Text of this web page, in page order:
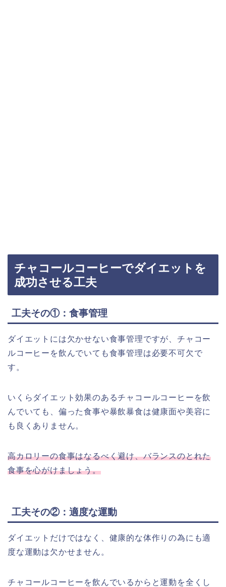
チャコールコーヒーでダイエットを
成功させる工夫
工夫その①：食事管理
ダイエットには欠かせない食事管理ですが、チャコー
ルコーヒーを飲んでいても食事管理は必要不可欠で
す。
いくらダイエット効果のあるチャコールコーヒーを飲
んでいても、偏った食事や暴飲暴食は健康面や美容に
も良くありません。
高カロリーの食事はなるべく避け、バランスのとれた
食事を心がけましょう。
工夫その②：適度な運動
ダイエットだけではなく、健康的な体作りの為にも適
度な運動は欠かせません。
チャコールコーヒーを飲んでいるからと運動を全くし